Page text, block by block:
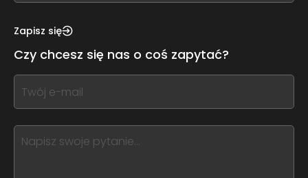
this,
this
form
field
blank
Zapisz się
Czy chcesz się nas o coś zapytać?
If
you
this,
leave